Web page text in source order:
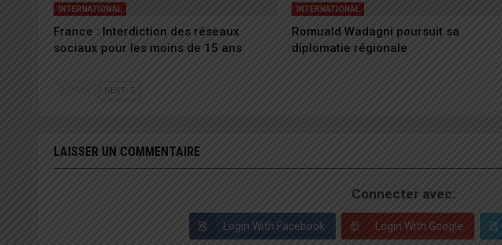
INTERNATIONAL
France : Interdiction des réseaux
sociaux pour les moins de 15 ans
INTERNATIONAL
Romuald Wadagni poursuit sa
diplomatie régionale
NEXT
LAISSER UN COMMENTAIRE
Connecter avec:
Login With Facebook Login With Google